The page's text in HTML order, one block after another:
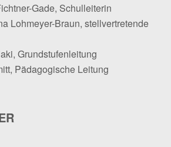
Gade, Schulleiterin
Lohmeyer-Braun, stellvertretende
Grundstufenleitung
Pädagogische Leitung